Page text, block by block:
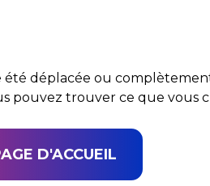
été déplacée ou
pouvez trouver ce que vous
D'ACCUEIL